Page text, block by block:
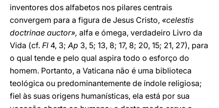
inventores dos alfabetos nos pilares centrais
convergem para a figura de Jesus Cristo, «celestis
doctrinae auctor», alfa e ómega, verdadeiro Livro da
Vida (cf. Fl 4, 3;Ap 3, 5; 13, 8; 17, 8; 20, 15; 21, 27), para
o qual tende e pelo qual aspira todo o esforço do
homem. Portanto, a Vaticana não é uma biblioteca
teológica ou predominantemente de índole religiosa;
fiel às suas origens humanísticas, ela está por sua